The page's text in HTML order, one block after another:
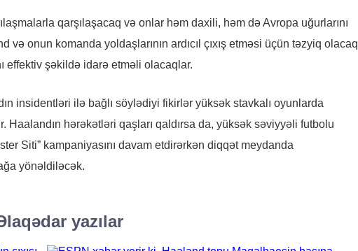
qarşılaşacaq və onlar həm daxili, həm də Avropa uğurlarını
və onun komanda yoldaşlarının ardıcıl çıxış etməsi üçün təzyiq olacaq
effektiv şəkildə idarə etməli olacaqlar.
insidentləri ilə bağlı söylədiyi fikirlər yüksək stavkalı oyunlarda
hərəkətləri qaşları qaldırsa da, yüksək səviyyəli futbolu
Siti” kampaniyasını davam etdirərkən diqqət meydanda
yönəldiləcək.
yazılar